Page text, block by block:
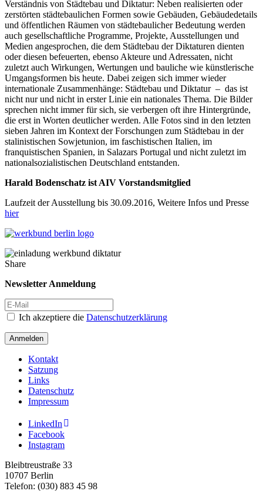
Verständnis von Städtebau und Diktatur: Neben realisierten oder
zerstörten städtebaulichen Formen sowie Gebäuden, Gebäudedetails
und öffentlichen Räumen von städtebaulicher Bedeutung werden
auch gesellschaftliche Programme, Projekte, Ausstellungen und
Medien angesprochen, die dem Städtebau der Diktaturen dienten
oder diesen befeuerten, ebenso Akteure und Adressaten, nicht
zuletzt auch Wirkungen, Wertungen und bauliche wie künstlerische
Umgangsformen bis heute. Dabei zeigen sich immer wieder
internationale Zusammenhänge: Städtebau und Diktatur – das ist
nicht nur und nicht in erster Linie ein nationales Thema. Die Bilder
sprechen nicht immer für sich, sie verbergen oft ihre Hintergründe,
die erst in Worten deutlicher werden. Alle Fotos sind in den letzten
sieben Jahren im Kontext der Forschungen zum Städtebau in der
stalinistischen Sowjetunion, im faschistischen Italien, im
franquistischen Spanien, in Salazars Portugal und nicht zuletzt im
nationalsozialistischen Deutschland entstanden.
Harald Bodenschatz ist AIV Vorstandsmitglied
Laufzeit der Ausstellung bis 30.09.2016, Weitere Infos und Presse
hier
Share
Newsletter Anmeldung
Ich akzeptiere die Datenschutzerklärung
Anmelden
Kontakt
Satzung
Links
Datenschutz
Impressum
LinkedIn
Facebook
Instagram
Bleibtreustraße 33
10707 Berlin
Telefon: (030) 883 45 98